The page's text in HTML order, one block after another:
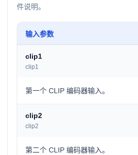
件说明。
输入参数
clip1
clip1
第一个 CLIP 编码器输入。
clip2
clip2
第二个 CLIP 编码器输入。